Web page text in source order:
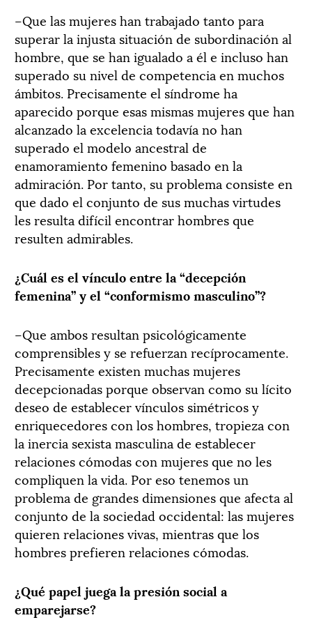
–Que las mujeres han trabajado tanto para
superar la injusta situación de subordinación al
hombre, que se han igualado a él e incluso han
superado su nivel de competencia en muchos
ámbitos. Precisamente el síndrome ha
aparecido porque esas mismas mujeres que han
alcanzado la excelencia todavía no han
superado el modelo ancestral de
enamoramiento femenino basado en la
admiración. Por tanto, su problema consiste en
que dado el conjunto de sus muchas virtudes
les resulta difícil encontrar hombres que
resulten admirables.
¿Cuál es el vínculo entre la “decepción
femenina” y el “conformismo masculino”?
–Que ambos resultan psicológicamente
comprensibles y se refuerzan recíprocamente.
Precisamente existen muchas mujeres
decepcionadas porque observan como su lícito
deseo de establecer vínculos simétricos y
enriquecedores con los hombres, tropieza con
la inercia sexista masculina de establecer
relaciones cómodas con mujeres que no les
compliquen la vida. Por eso tenemos un
problema de grandes dimensiones que afecta al
conjunto de la sociedad occidental: las mujeres
quieren relaciones vivas, mientras que los
hombres prefieren relaciones cómodas.
¿Qué papel juega la presión social a
emparejarse?